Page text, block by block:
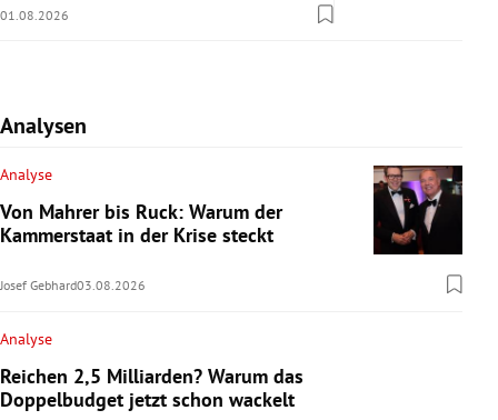
01.08.2026
Analysen
Analyse
Von Mahrer bis Ruck: Warum der
Kammerstaat in der Krise steckt
Josef Gebhard03.08.2026
Analyse
Reichen 2,5 Milliarden? Warum das
Doppelbudget jetzt schon wackelt